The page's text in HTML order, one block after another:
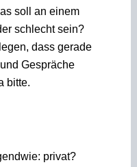
soll an einem
schlecht sein?
dass gerade
Gespräche
bitte.
privat?